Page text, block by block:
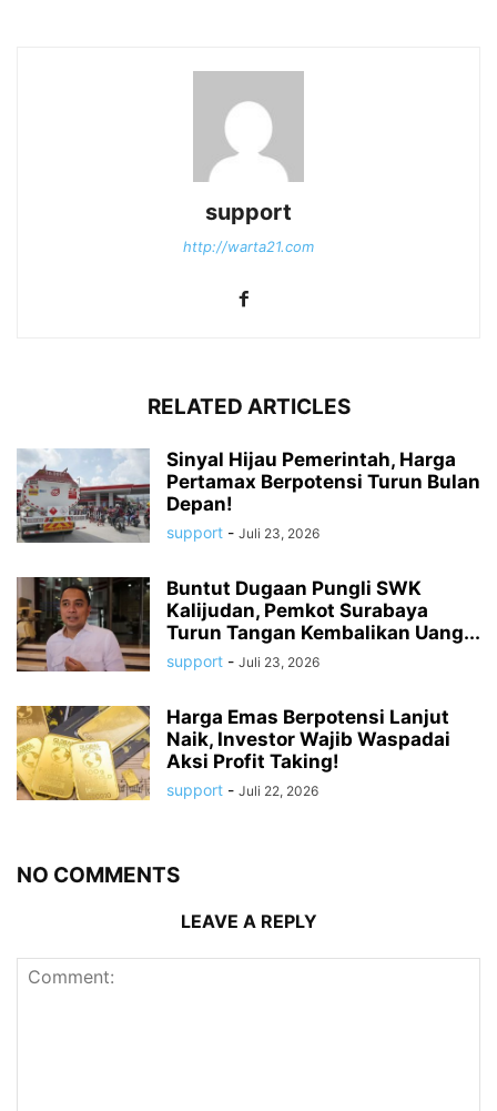
support
http://warta21.com
RELATED ARTICLES
Sinyal Hijau Pemerintah, Harga
Pertamax Berpotensi Turun Bulan
Depan!
support - Juli 23, 2026
Buntut Dugaan Pungli SWK
Kalijudan, Pemkot Surabaya
Turun Tangan Kembalikan Uang...
support - Juli 23, 2026
Harga Emas Berpotensi Lanjut
Naik, Investor Wajib Waspadai
Aksi Profit Taking!
support - Juli 22, 2026
NO COMMENTS
LEAVE A REPLY